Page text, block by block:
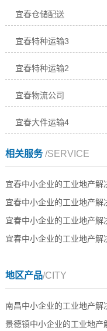
宜春仓储配送
宜春特种运输3
宜春特种运输2
宜春物流公司
宜春大件运输4
相关服务/SERVICE
宜春中小企业的工业地产
宜春中小企业的工业地产
宜春中小企业的工业地产
宜春中小企业的工业地产
地区产品/CITY
南昌中小企业的工业地产
景德镇中小企业的工业地